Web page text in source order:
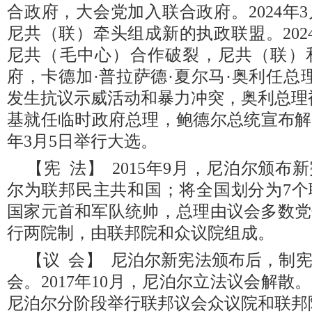
合政府，大会党加入联合政府。2024年
尼共（联）牵头组成新的执政联盟。
尼共（毛中心）合作破裂，尼共（联
府，卡德加·普拉萨德·夏尔马·奥利任总
发生抗议示威活动和暴力冲突，奥利总
基就任临时政府总理，鲍德尔总统宣布
年3月5日举行大选。
【宪 法】 2015年9月，尼泊尔颁布
尔为联邦民主共和国；将全国划分为7
国家元首和军队统帅，总理由议会多数
行两院制，由联邦院和众议院组成。
【议 会】 尼泊尔新宪法颁布后，制
会。2017年10月，尼泊尔立法议会解散
尼泊尔分阶段举行联邦议会众议院和联